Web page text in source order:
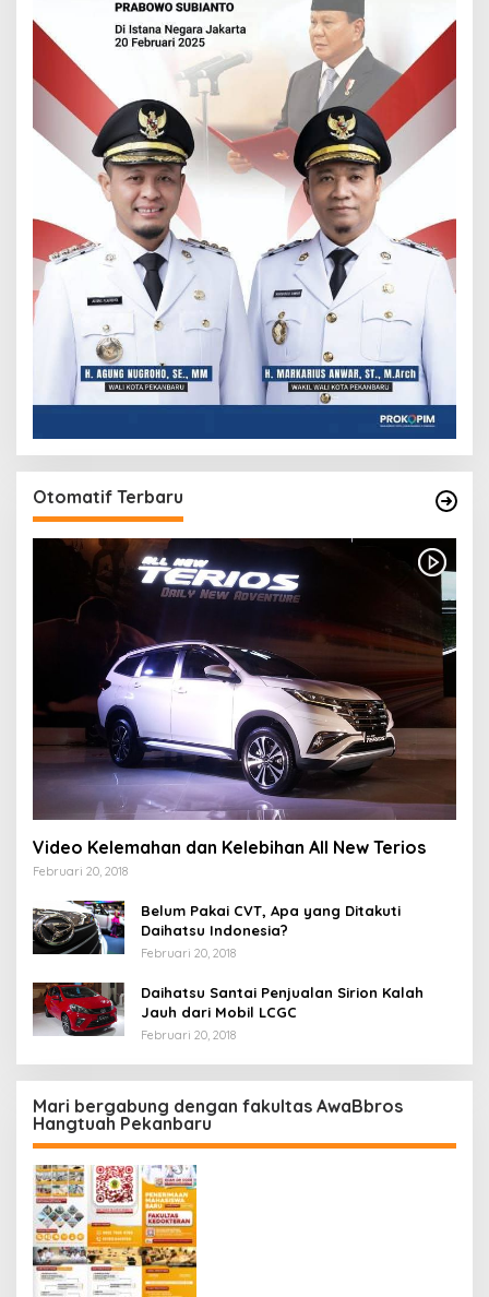
Otomatif Terbaru
Video Kelemahan dan Kelebihan All New Terios
Februari 20, 2018
Belum Pakai CVT, Apa yang Ditakuti
Daihatsu Indonesia?
Februari 20, 2018
Daihatsu Santai Penjualan Sirion Kalah
Jauh dari Mobil LCGC
Februari 20, 2018
Mari bergabung dengan fakultas AwaBbros
Hangtuah Pekanbaru